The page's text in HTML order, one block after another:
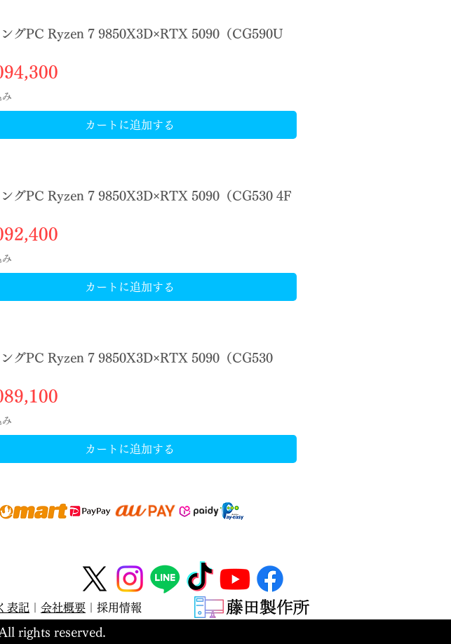
グPC Ryzen 7 9850X3D×RTX 5090（CG590U
み
カートに追加する
グPC Ryzen 7 9850X3D×RTX 5090（CG530 4F
み
カートに追加する
ングPC Ryzen 7 9850X3D×RTX 5090（CG530
み
カートに追加する
表記 会社概要 ｜採用情報
rights reserved.